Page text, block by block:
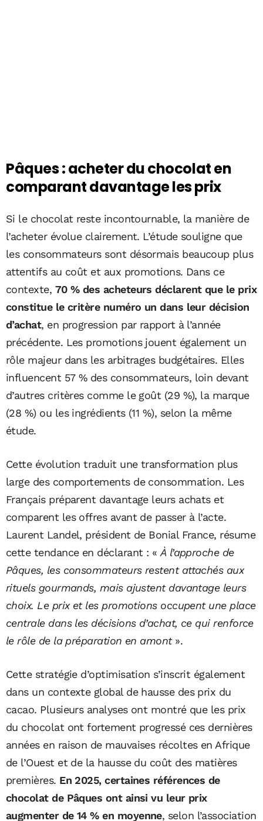
Pâques : acheter du chocolat en
comparant davantage les prix
Si le chocolat reste incontournable, la manière de
l’acheter évolue clairement. L’étude souligne que
les consommateurs sont désormais beaucoup plus
attentifs au coût et aux promotions. Dans ce
contexte, 70 % des acheteurs déclarent que le prix
constitue le critère numéro un dans leur décision
d’achat, en progression par rapport à l’année
précédente. Les promotions jouent également un
rôle majeur dans les arbitrages budgétaires. Elles
influencent 57 % des consommateurs, loin devant
d’autres critères comme le goût (29 %), la marque
(28 %) ou les ingrédients (11 %), selon la même
étude.
Cette évolution traduit une transformation plus
large des comportements de consommation. Les
Français préparent davantage leurs achats et
comparent les offres avant de passer à l’acte.
Laurent Landel, président de Bonial France, résume
cette tendance en déclarant : « À l’approche de
Pâques, les consommateurs restent attachés aux
rituels gourmands, mais ajustent davantage leurs
choix. Le prix et les promotions occupent une place
centrale dans les décisions d’achat, ce qui renforce
le rôle de la préparation en amont».
Cette stratégie d’optimisation s’inscrit également
dans un contexte global de hausse des prix du
cacao. Plusieurs analyses ont montré que les prix
du chocolat ont fortement progressé ces dernières
années en raison de mauvaises récoltes en Afrique
de l’Ouest et de la hausse du coût des matières
premières. En 2025, certaines références de
chocolat de Pâques ont ainsi vu leur prix
augmenter de 14 % en moyenne, selon l’association